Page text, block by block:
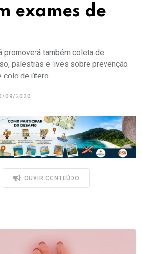
exames de
promoverá também coleta de
palestras e lives sobre prevenção
colo de útero
09/2020
OUVIR CONTEÚDO